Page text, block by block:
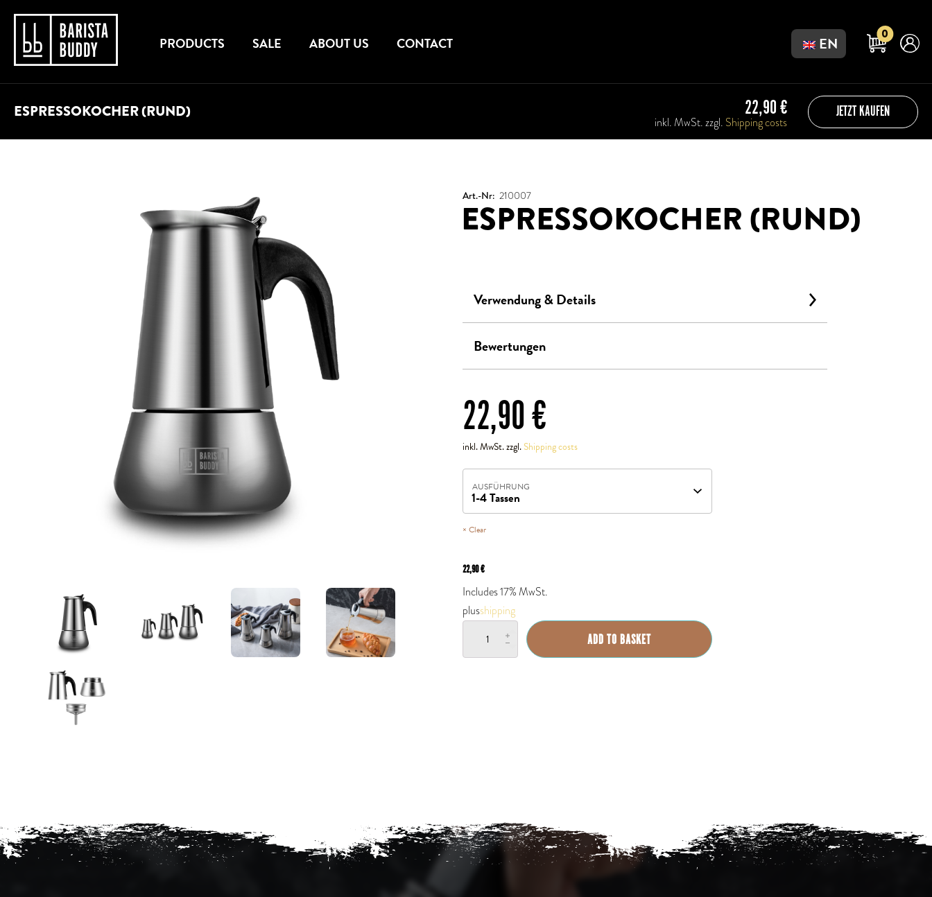
PRODUCTS SALE ABOUT US CONTACT EN 0
ESPRESSOKOCHER (RUND) 22,90€
inkl. MwSt. zzgl. Shipping costs
JETZT KAUFEN
Art.-Nr: 210007
ESPRESSOKOCHER (RUND)
Verwendung & Details
Bewertungen
22,90€
inkl. MwSt. zzgl.Shipping costs
AUSFÜHRUNG
Clear
22,90€
Includes 17% MwSt.
plusshipping
Espressokocher
quantity
ADD TO BASKET